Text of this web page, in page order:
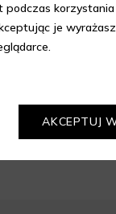
Ci
je
AKCEPTUJ